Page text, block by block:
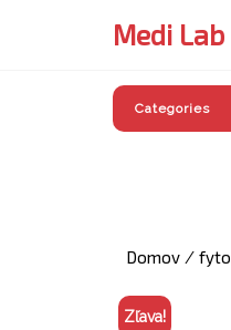
Medi Lab
Categories
Domov / fyto
Zľava!